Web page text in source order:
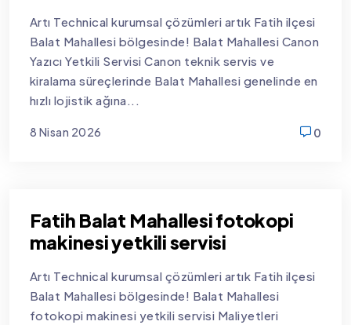
Artı Technical kurumsal çözümleri artık Fatih ilçesi
Balat Mahallesi bölgesinde! Balat Mahallesi Canon
Yazıcı Yetkili Servisi Canon teknik servis ve
kiralama süreçlerinde Balat Mahallesi genelinde en
hızlı lojistik ağına...
8 Nisan 2026
0
Fatih Balat Mahallesi fotokopi
makinesi yetkili servisi
Artı Technical kurumsal çözümleri artık Fatih ilçesi
Balat Mahallesi bölgesinde! Balat Mahallesi
fotokopi makinesi yetkili servisi Maliyetleri